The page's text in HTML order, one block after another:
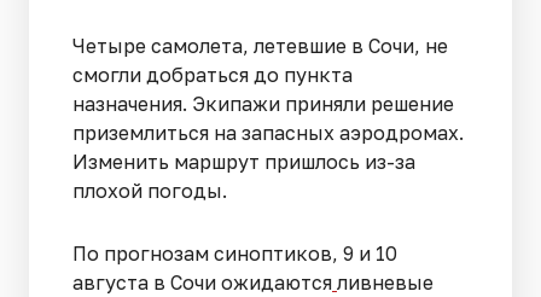
Четыре самолета, летевшие в Сочи, не
смогли добраться до пункта
назначения. Экипажи приняли решение
приземлиться на запасных аэродромах.
Изменить маршрут пришлось из-за
плохой погоды.
По прогнозам синоптиков, 9 и 10
августа в Сочи ожидаются ливневые